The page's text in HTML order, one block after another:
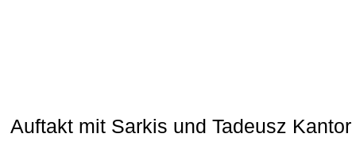
Auftakt mit Sarkis und Tadeusz Kantor